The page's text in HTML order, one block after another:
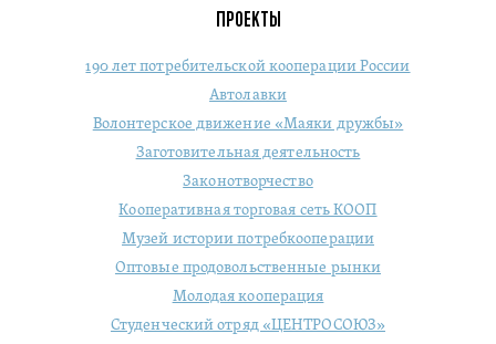
ПРОЕКТЫ
190 лет потребительской кооперации России
Автолавки
Волонтерское движение «Маяки дружбы»
Заготовительная деятельность
Законотворчество
Кооперативная торговая сеть КООП
Музей истории потребкооперации
Оптовые продовольственные рынки
Молодая кооперация
Студенческий отряд «ЦЕНТРОСОЮЗ»